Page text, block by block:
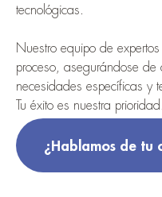
tecnológicas.
Nuestro equipo de
proceso, asegurándose
necesidades específicas y
Tu éxito es nuestra prioridad.
¿Hablamos de tu